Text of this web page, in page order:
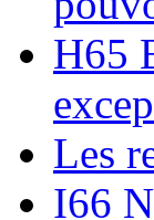
H65
Les
I66